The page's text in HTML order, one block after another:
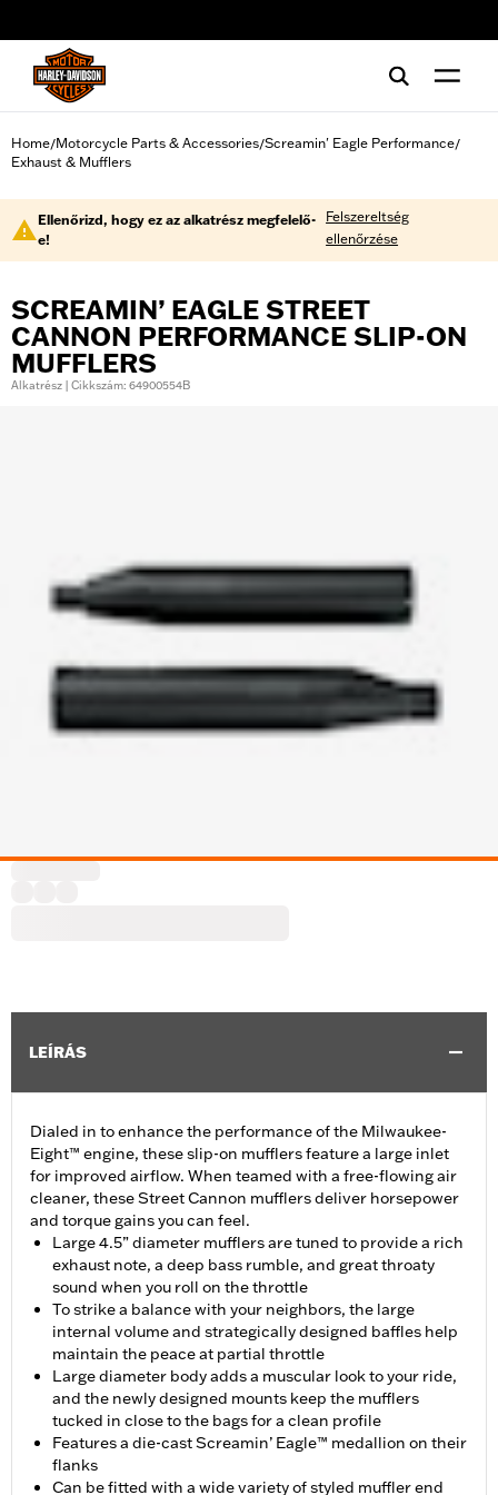
Home/Motorcycle Parts & Accessories/Screamin' Eagle Performance/
Exhaust & Mufflers
Ellenőrizd, hogy ez az alkatrész megfelelő-
e!
Felszereltség
ellenőrzése
SCREAMIN’ EAGLE STREET
CANNON PERFORMANCE SLIP-ON
MUFFLERS
Alkatrész | Cikkszám: 64900554B
LEÍRÁS
Dialed in to enhance the performance of the Milwaukee-
Eight™ engine, these slip-on mufflers feature a large inlet
for improved airflow. When teamed with a free-flowing air
cleaner, these Street Cannon mufflers deliver horsepower
and torque gains you can feel.
Large 4.5” diameter mufflers are tuned to provide a rich
exhaust note, a deep bass rumble, and great throaty
sound when you roll on the throttle
To strike a balance with your neighbors, the large
internal volume and strategically designed baffles help
maintain the peace at partial throttle
Large diameter body adds a muscular look to your ride,
and the newly designed mounts keep the mufflers
tucked in close to the bags for a clean profile
Features a die-cast Screamin’ Eagle™ medallion on their
flanks
Can be fitted with a wide variety of styled muffler end